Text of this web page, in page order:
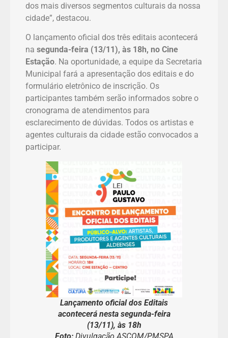
dos mais diversos segmentos culturais da nossa
cidade”, destacou.
O lançamento oficial dos três editais acontecerá
na segunda-feira (13/11), às 18h, no Cine
Estação. Na oportunidade, a equipe da Secretaria
Municipal fará a apresentação dos editais e do
formulário eletrônico de inscrição. Os
participantes também serão informados sobre o
cronograma de atendimentos para
esclarecimento de dúvidas. Todos os artistas e
agentes culturais da cidade estão convocados a
participar.
Lançamento oficial dos Editais
acontecerá nesta segunda-feira
(13/11), às 18h